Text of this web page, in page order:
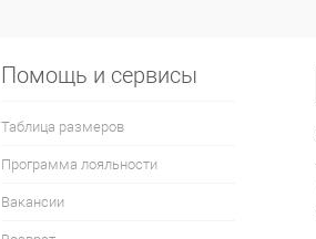
Помощь и сервисы
Таблица размеров
Программа лояльности
Вакансии